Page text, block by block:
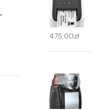
,
475,00zł